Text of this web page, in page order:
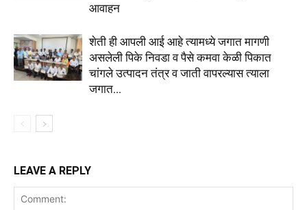
आवाहन
शेती ही आपली आई आहे त्यामध्ये जगात मागणी
असलेली पिके निवडा व पैसे कमवा केळी पिकात
चांगले उत्पादन तंत्र व जाती वापरल्यास त्याला
जगात...
LEAVE A REPLY